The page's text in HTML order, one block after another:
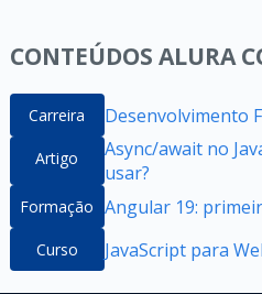
CONTEÚDOS ALURA
Carreira Desenvolvimento
Artigo
Async/await no
usar?
Formação Angular 19:
Curso JavaScript para